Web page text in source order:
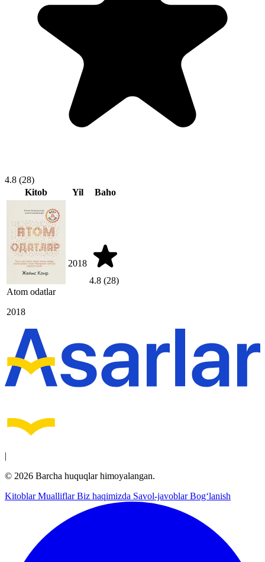
4.8 (28)
Kitob
Yil Baho
Atom odatlar
2018
2018
4.8 (28)
|
© 2026 Barcha huquqlar himoyalangan.
KitoblarMualliflarBiz haqimizda Savol-javoblarBog‘lanish